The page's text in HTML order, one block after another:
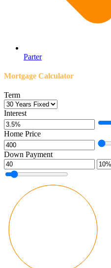
Parter
Mortgage Calculator
Term
Interest
Home Price
Down Payment